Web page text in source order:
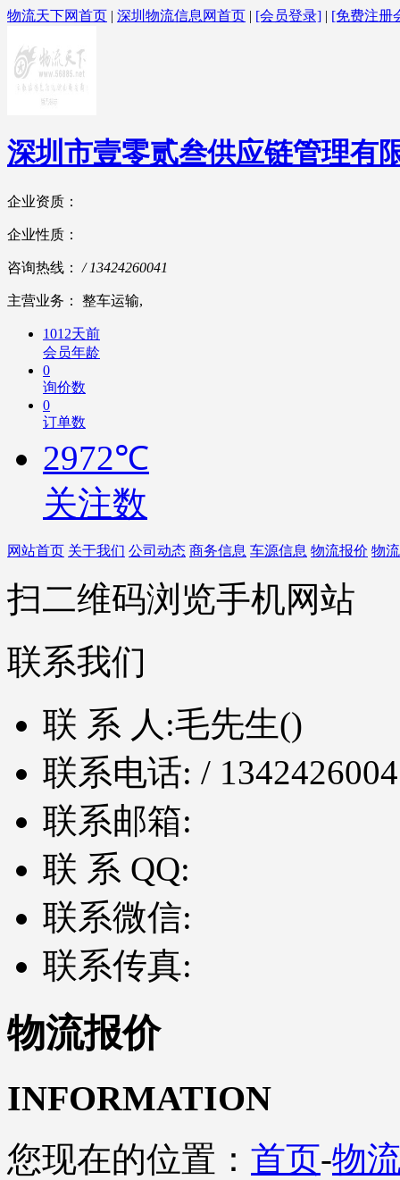
物流天下网首页 | 深圳物流信息网首页 | [会员登录] | [免费注册
深圳市壹零贰叁供应链管理有
企业资质：
企业性质：
咨询热线： / 13424260041
主营业务： 整车运输,
1012天前
会员年龄
0
询价数
0
订单数
2972℃
关注数
网站首页 关于我们 公司动态 商务信息 车源信息 物流报价 物
扫二维码浏览手机网站
联系我们
联 系 人:毛先生()
联系电话: /
联系邮箱:
联 系 QQ:
联系微信:
联系传真:
物流报价
INFORMATION
您现在的位置： 首页-物